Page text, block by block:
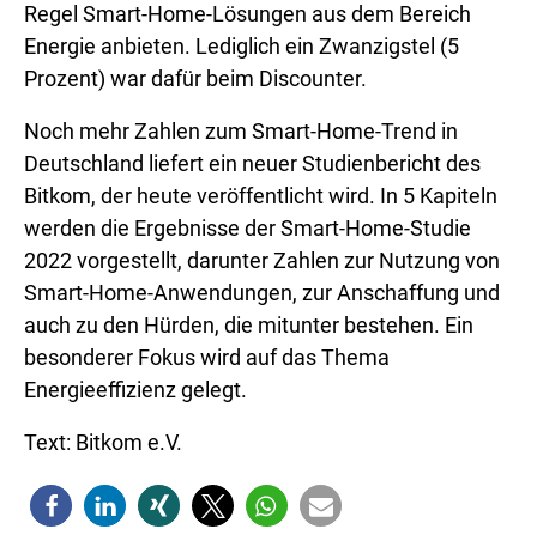
Regel Smart-Home-Lösungen aus dem Bereich
Energie anbieten. Lediglich ein Zwanzigstel (5
Prozent) war dafür beim Discounter.
Noch mehr Zahlen zum Smart-Home-Trend in
Deutschland liefert ein neuer Studienbericht des
Bitkom, der heute veröffentlicht wird. In 5 Kapiteln
werden die Ergebnisse der Smart-Home-Studie
2022 vorgestellt, darunter Zahlen zur Nutzung von
Smart-Home-Anwendungen, zur Anschaffung und
auch zu den Hürden, die mitunter bestehen. Ein
besonderer Fokus wird auf das Thema
Energieeffizienz gelegt.
Text: Bitkom e.V.